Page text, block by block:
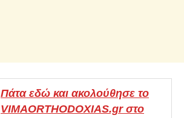
Πάτα εδώ και ακολούθησε το
VIMAORTHODOXIAS.gr στο